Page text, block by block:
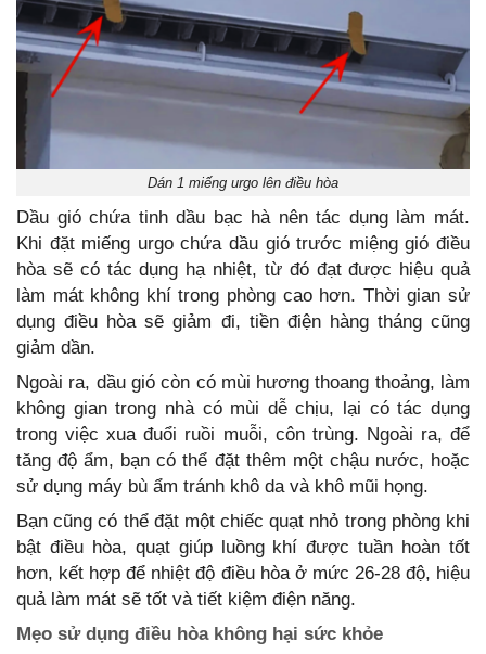
Dán 1 miếng urgo lên điều hòa
Dầu gió chứa tinh dầu bạc hà nên tác dụng làm mát.
Khi đặt miếng urgo chứa dầu gió trước miệng gió điều
hòa sẽ có tác dụng hạ nhiệt, từ đó đạt được hiệu quả
làm mát không khí trong phòng cao hơn. Thời gian sử
dụng điều hòa sẽ giảm đi, tiền điện hàng tháng cũng
giảm dần.
Ngoài ra, dầu gió còn có mùi hương thoang thoảng, làm
không gian trong nhà có mùi dễ chịu, lại có tác dụng
trong việc xua đuổi ruồi muỗi, côn trùng. Ngoài ra, để
tăng độ ẩm, bạn có thể đặt thêm một chậu nước, hoặc
sử dụng máy bù ẩm tránh khô da và khô mũi họng.
Bạn cũng có thể đặt một chiếc quạt nhỏ trong phòng khi
bật điều hòa, quạt giúp luồng khí được tuần hoàn tốt
hơn, kết hợp để nhiệt độ điều hòa ở mức 26-28 độ, hiệu
quả làm mát sẽ tốt và tiết kiệm điện năng.
Mẹo sử dụng điều hòa không hại sức khỏe